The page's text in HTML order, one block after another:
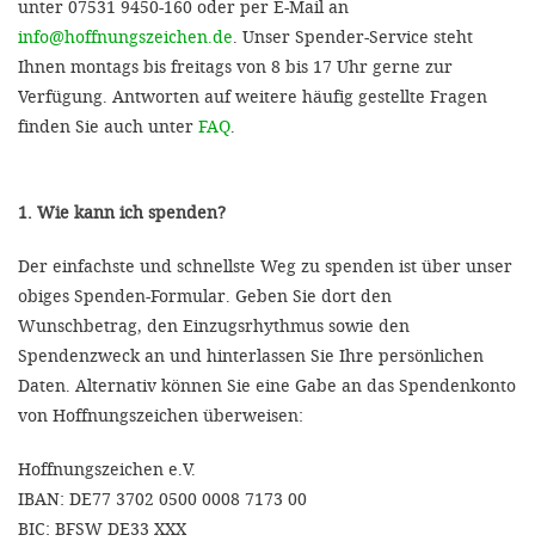
unter 07531 9450-160 oder per E-Mail an
info@hoffnungszeichen.de. Unser Spender-Service steht
Ihnen montags bis freitags von 8 bis 17 Uhr gerne zur
Verfügung. Antworten auf weitere häufig gestellte Fragen
finden Sie auch unter FAQ.
1. Wie kann ich spenden?
Der einfachste und schnellste Weg zu spenden ist über unser
obiges Spenden-Formular. Geben Sie dort den
Wunschbetrag, den Einzugsrhythmus sowie den
Spendenzweck an und hinterlassen Sie Ihre persönlichen
Daten. Alternativ können Sie eine Gabe an das Spendenkonto
von Hoffnungszeichen überweisen:
Hoffnungszeichen e.V.
IBAN: DE77 3702 0500 0008 7173 00
BIC: BFSW DE33 XXX